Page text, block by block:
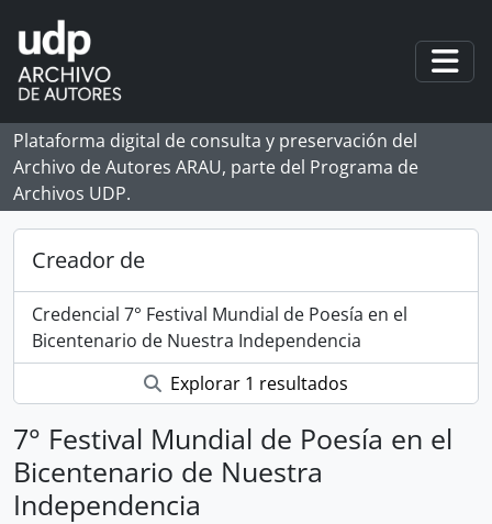
Skip to main content
Plataforma digital de consulta y preservación del
Archivo de Autores ARAU, parte del Programa de
Archivos UDP.
Creador de
Credencial 7° Festival Mundial de Poesía en el
Bicentenario de Nuestra Independencia
Explorar 1 resultados
7° Festival Mundial de Poesía en el
Bicentenario de Nuestra
Independencia